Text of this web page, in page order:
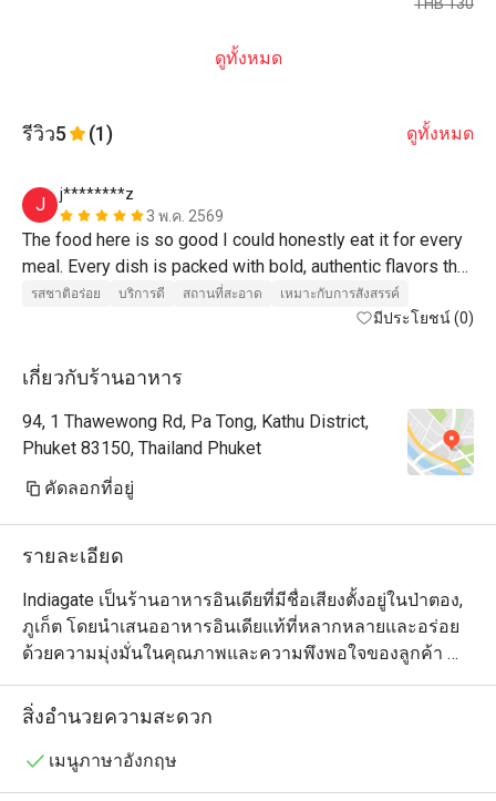
ดูทั้งหมด
รีวิว5 (1) ดูทั้งหมด
J
j********z
3 พ.ค. 2569
The food here is so good I could honestly eat it for every
meal. Every dish is packed with bold, authentic flavors that
keep you coming back for more. The service is fast and
friendly, and the location is incredibly convenient. If you’re
is it. 👏🏻
รสชาติอร่อย บริการดี สถานที่สะอาด เหมาะกับการสังสรรค์
มีประโยชน์ (0)
เกี่ยวกับร้านอาหาร
94, 1 Thawewong Rd, Pa Tong, Kathu District,
Phuket 83150, Thailand Phuket
คัดลอกที่อยู่
รายละเอียด
Indiagate เป็นร้านอาหารอินเดียที่มีชื่อเสียงตั้งอยู่ในป่าตอง,
ภูเก็ต โดยนำเสนออาหารอินเดียแท้ที่หลากหลายและอร่อย
ด้วยความมุ่งมั่นในคุณภาพและความพึงพอใจของลูกค้า
ร้านนี้ได้รับชื่อเสียงที่ยอดเยี่ยมจากจานอาหารที่อร่อยและ
บรรยากาศที่น่าเชิญชวน
เมนูที่ต้องลองที่ Indiagate: แขกแนะนำให้ลอง Chicken
สิ่งอำนวยความสะดวก
เมนูภาษาอังกฤษ